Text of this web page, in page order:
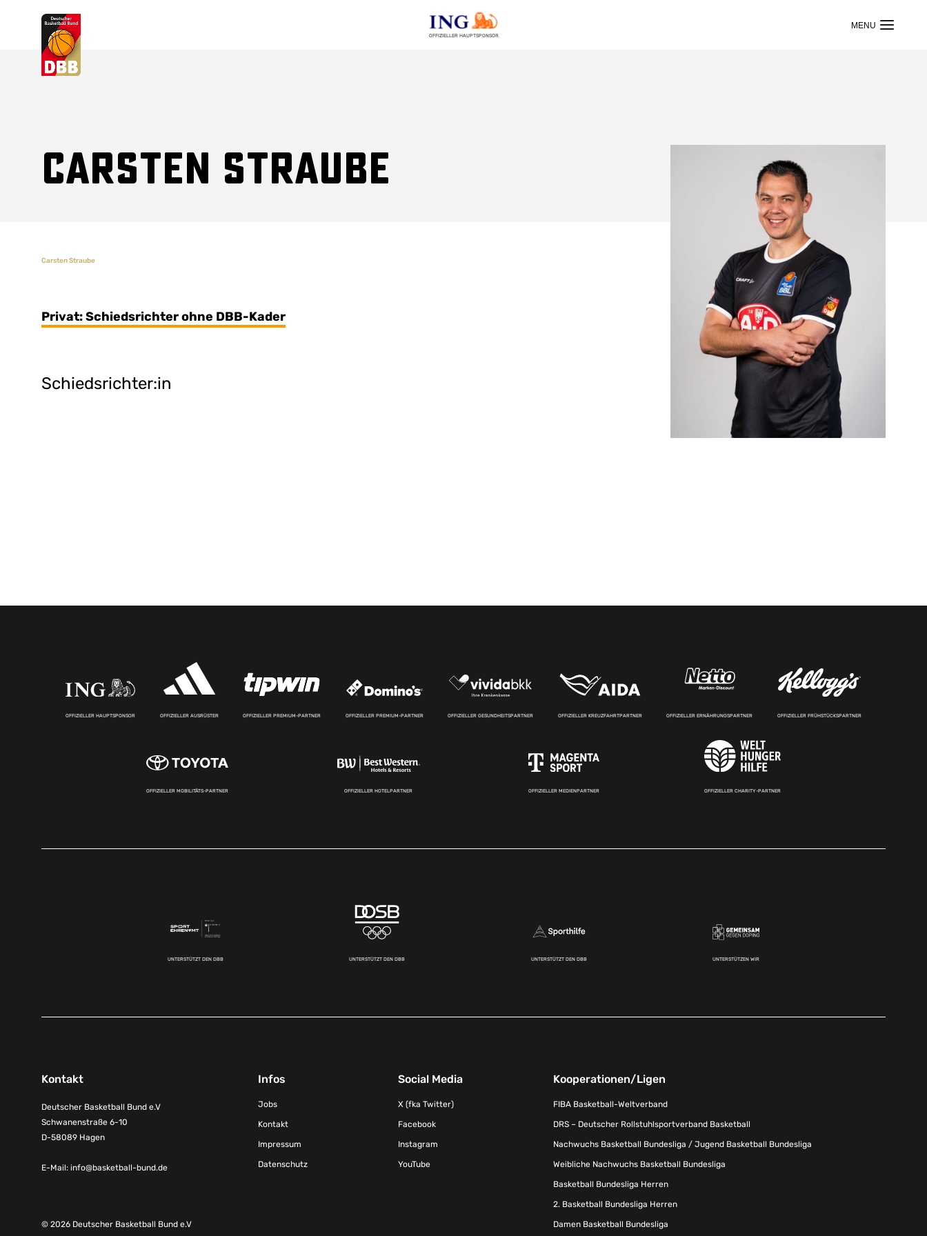
OFFIZIELLER HAUPTSPONSOR
Suchvorschläge
Carsten Straube
Carsten Straube
Privat: Schiedsrichter ohne DBB-Kader
Schiedsrichter:in
OFFIZIELLER HAUPTSPONSOR OFFIZIELLER AUSRÜSTER OFFIZIELLER PREMIUM-PARTNER OFFIZIELLER PREMIUM-PARTNER OFFIZIELLER GESUNDHEITSPARTNER OFFIZIELLER KREUZFAHRTPARTNER OFFIZIELLER ERNÄHRUNGSPARTNER OFFIZIELLER FRÜHSTÜCKSPARTNER
OFFIZIELLER MOBILITÄTS-PARTNER OFFIZIELLER HOTELPARTNER OFFIZIELLER MEDIENPARTNER OFFIZIELLER CHARITY-PARTNER
UNTERSTÜTZT DEN DBB UNTERSTÜTZT DEN DBB UNTERSTÜTZT DEN DBB UNTERSTÜTZEN WIR
Kontakt
Deutscher Basketball Bund e.V
Schwanenstraße 6-10
D-58089 Hagen
E-Mail: info@basketball-bund.de
Infos
Jobs
Kontakt
Impressum
Datenschutz
Social Media
X (fka Twitter)
Facebook
Instagram
YouTube
Kooperationen/Ligen
FIBA Basketball-Weltverband
DRS – Deutscher Rollstuhlsportverband Basketball
Nachwuchs Basketball Bundesliga / Jugend Basketball Bundesliga
Weibliche Nachwuchs Basketball Bundesliga
Basketball Bundesliga Herren
2. Basketball Bundesliga Herren
Damen Basketball Bundesliga
© 2026 Deutscher Basketball Bund e.V